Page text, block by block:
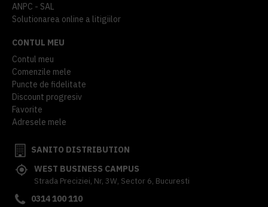
ANPC - SAL
Solutionarea online a litigiilor
CONTUL MEU
Contul meu
Comenzile mele
Puncte de fidelitate
Discount progresiv
Favorite
Adresele mele
SANITO DISTRIBUTION
WEST BUSINESS CAMPUS
Strada Preciziei, Nr, 3W, Sector 6, Bucuresti
0314 100 110